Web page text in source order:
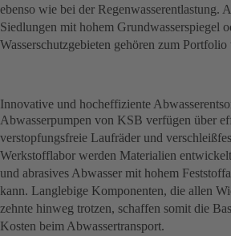
ebenso wie bei der Regenwasserentlastung.
Siedlungen mit hohem Grundwasserspiegel
Wasserschutzgebieten gehören zum
Innovative und hocheffiziente
Abwasserpumpen von KSB verfügen über
verstopfungsfreie Laufräder und
Werkstofflabor werden Materialien
und abrasives Abwasser mit hohem
kann. Langlebige Komponenten, die allen
zehnte hinweg trotzen, schaffen somit die
Kosten beim Abwassertransport.